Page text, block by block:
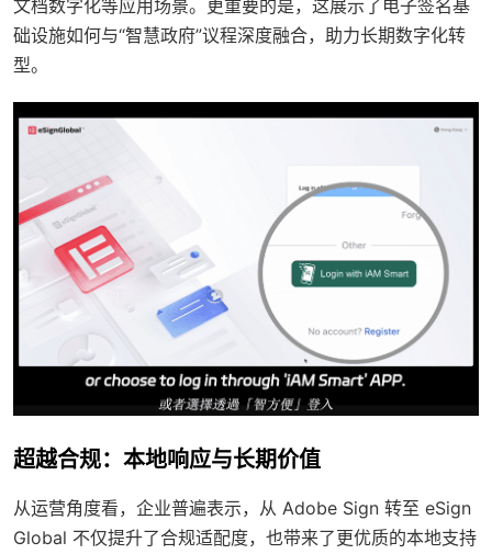
文档数字化等应用场景。更重要的是，这展示了电子签名基
础设施如何与“智慧政府”议程深度融合，助力长期数字化转
型。
超越合规：本地响应与长期价值
从运营角度看，企业普遍表示，从 Adobe Sign 转至 eSign
Global 不仅提升了合规适配度，也带来了更优质的本地支持